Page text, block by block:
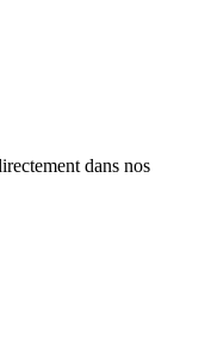
dans nos